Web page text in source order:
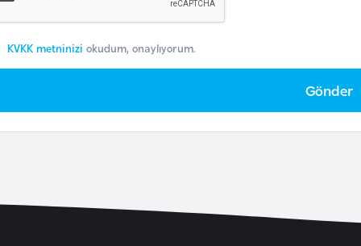
KVKK metninizi okudum, onaylıyorum.
Gönder